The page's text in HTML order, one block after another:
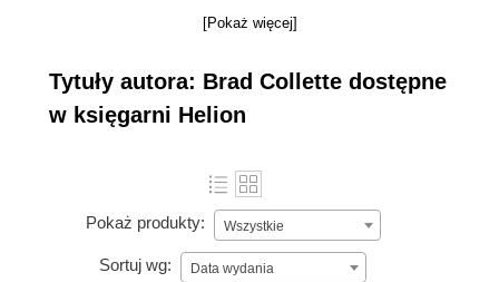
[Pokaż więcej]
Tytuły autora: Brad Collette dostępne
w księgarni Helion
Pokaż produkty: Wszystkie
Sortuj wg: Data wydania